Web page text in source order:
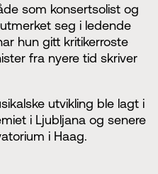
som konsertsolist og
seg i ledende
hun gitt kritikerroste
fra nyere tid skriver
utvikling ble lagt i
i Ljubljana og senere
i Haag.